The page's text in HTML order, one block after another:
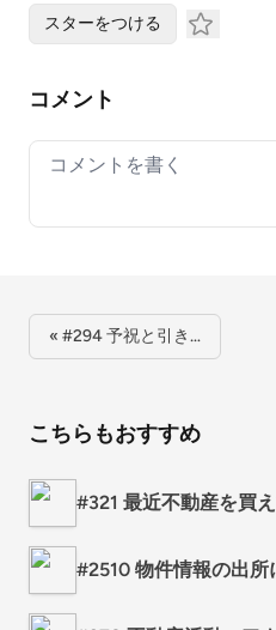
スターをつける
コメント
Your comment
« #294 予祝と引き…
こちらもおすすめ
#321 最近不動産を買
#2510 物件情報の出所